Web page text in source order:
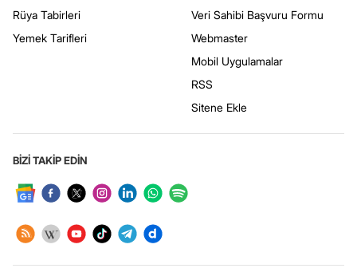
Rüya Tabirleri
Yemek Tarifleri
Veri Sahibi Başvuru Formu
Webmaster
Mobil Uygulamalar
RSS
Sitene Ekle
BİZİ TAKİP EDİN